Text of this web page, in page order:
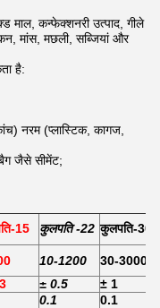
माल, कन्फेक्शनरी उत्पाद, गीले
मांस, मछली, सब्जियां और
है:
नरम (प्लास्टिक, कागज,
बैग जैसे सीमेंट;
15 कुलपति -22 कुलपति-30
10-1200
30-3000
± 0.5
± 1
0.1 0.1